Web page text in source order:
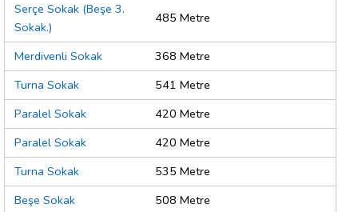
Serçe Sokak (Beşe 3.
Sokak.)
485 Metre
Merdivenli Sokak
368 Metre
Turna Sokak
541 Metre
Paralel Sokak
420 Metre
Paralel Sokak
420 Metre
Turna Sokak
535 Metre
Beşe Sokak
508 Metre